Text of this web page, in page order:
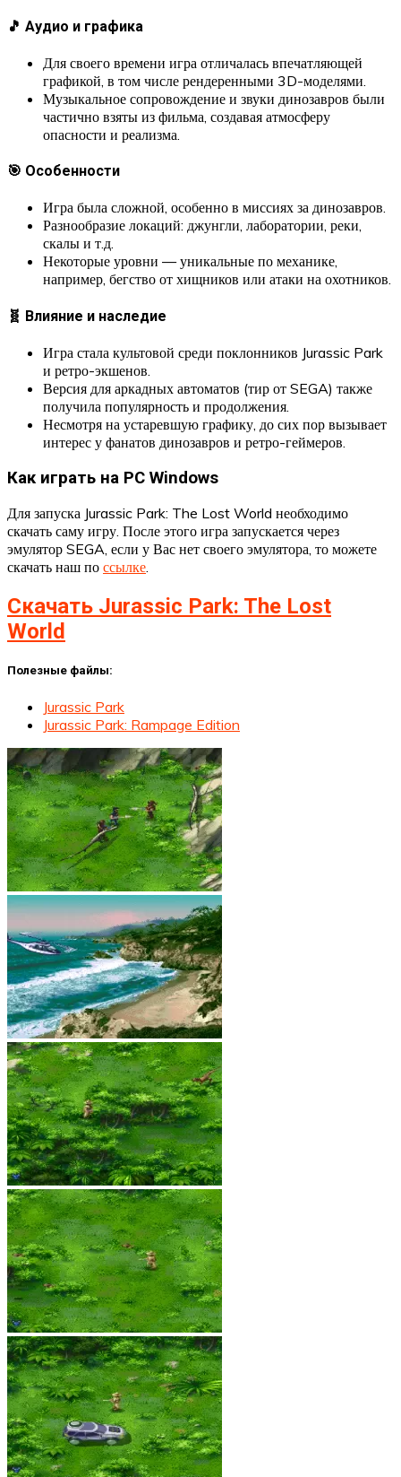
🎵 Аудио и графика
Для своего времени игра отличалась впечатляющей
графикой, в том числе рендеренными 3D-моделями.
Музыкальное сопровождение и звуки динозавров были
частично взяты из фильма, создавая атмосферу
опасности и реализма.
🎯 Особенности
Игра была сложной, особенно в миссиях за динозавров.
Разнообразие локаций: джунгли, лаборатории, реки,
скалы и т.д.
Некоторые уровни — уникальные по механике,
например, бегство от хищников или атаки на охотников.
🧬 Влияние и наследие
Игра стала культовой среди поклонников Jurassic Park
и ретро-экшенов.
Версия для аркадных автоматов (тир от SEGA) также
получила популярность и продолжения.
Несмотря на устаревшую графику, до сих пор вызывает
интерес у фанатов динозавров и ретро-геймеров.
Как играть на PC Windows
Для запуска Jurassic Park: The Lost World необходимо
скачать саму игру. После этого игра запускается через
эмулятор SEGA, если у Вас нет своего эмулятора, то можете
скачать наш по ссылке.
Скачать Jurassic Park: The Lost
World
Полезные файлы:
Jurassic Park
Jurassic Park: Rampage Edition